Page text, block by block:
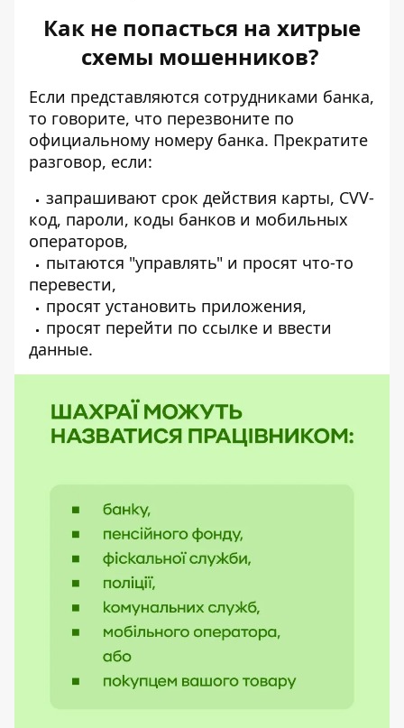
Как не попасться на хитрые
схемы мошенников?
Если представляются сотрудниками банка,
то говорите, что перезвоните по
официальному номеру банка. Прекратите
разговор, если:
запрашивают срок действия карты, CVV-
код, пароли, коды банков и мобильных
операторов,
пытаются "управлять" и просят что-то
перевести,
просят установить приложения,
просят перейти по ссылке и ввести
данные.